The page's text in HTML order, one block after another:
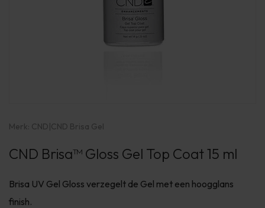
Merk: CND|CND Brisa Gel
CND Brisa™ Gloss Gel Top Coat 15 ml
Brisa UV Gel Gloss verzegelt de Gel met een hoogglans
finish.